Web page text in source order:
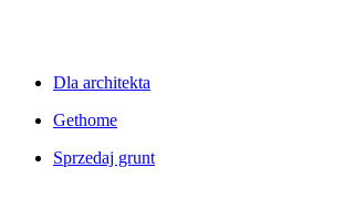
Dla architekta
Gethome
Sprzedaj grunt